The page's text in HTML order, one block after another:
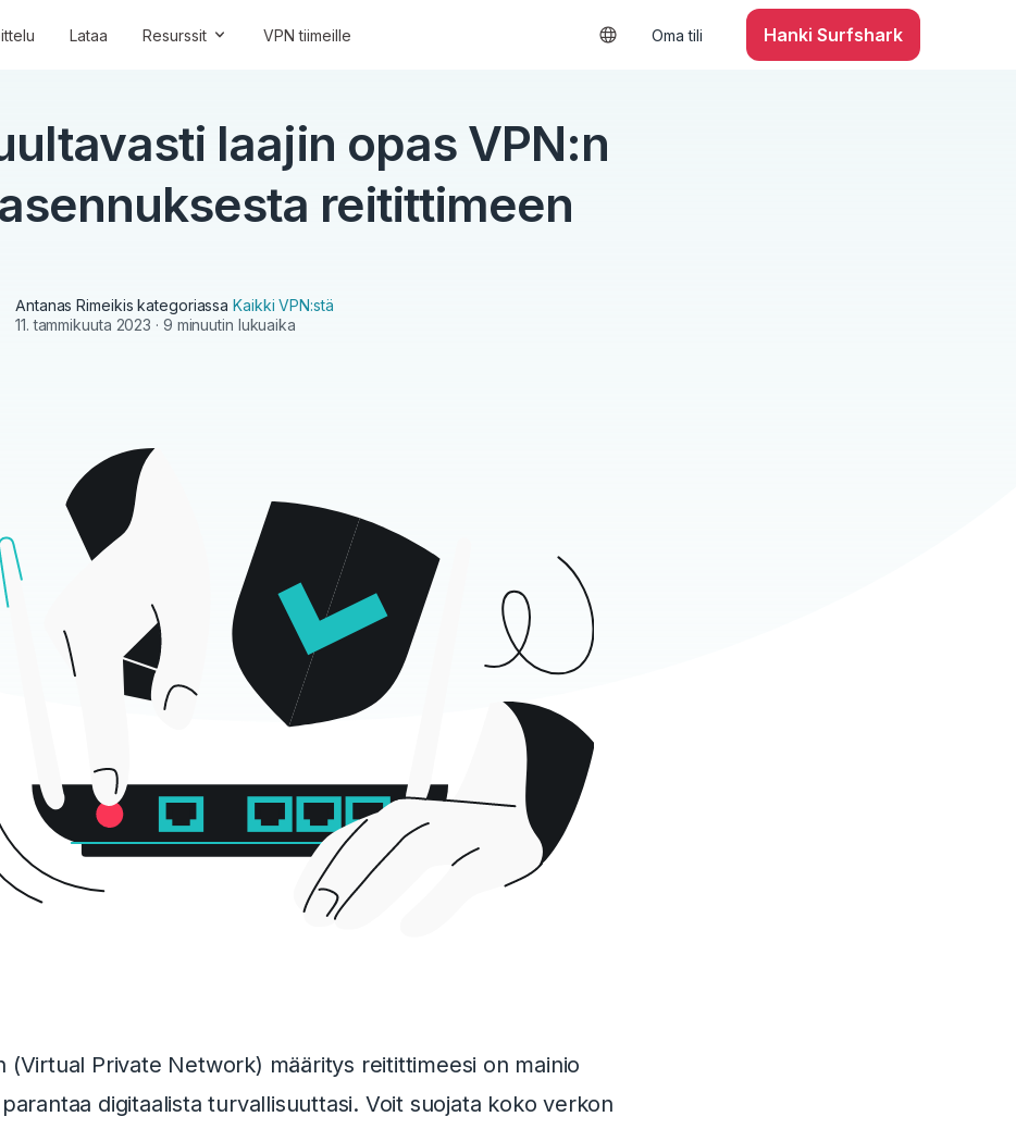
Lataa Resurssit VPN tiimeille Oma tili Hanki Surfshark
laajin opas VPN:n
asennuksesta reitittimeen
Antanas Rimeikis kategoriassaKaikki VPN:stä
11. tammikuuta 2023 · 9 minuutin lukuaika
(Virtual Private Network) määritys reitittimeesi on mainio
digitaalista turvallisuuttasi. Voit suojata koko verkon